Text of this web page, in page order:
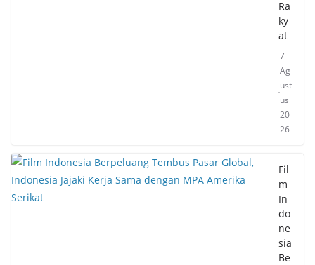
Ra
ky
at
7
Ag
ust
us
20
26
Fil
m
In
do
ne
sia
Be